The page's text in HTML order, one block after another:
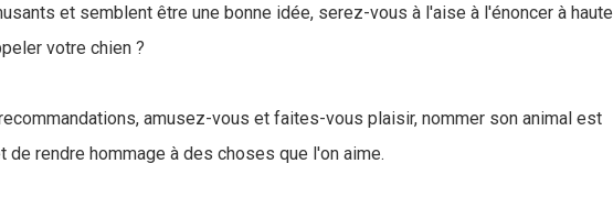
et semblent être une bonne idée, serez-vous à l'aise à l'énoncer à haute
votre chien ?
amusez-vous et faites-vous plaisir, nommer son animal est
rendre hommage à des choses que l'on aime.